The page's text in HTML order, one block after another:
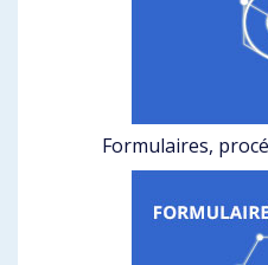
Formulaires,